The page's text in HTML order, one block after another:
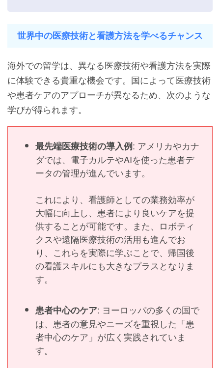
世界中の医療技術と看護方法を学べるチャンス
海外での留学は、異なる医療技術や看護方法を実際
に体験できる貴重な機会です。国によって医療技術
や患者ケアのアプローチが異なるため、次のような
学びが得られます。
最先端医療技術の導入例: アメリカやカナ
ダでは、電子カルテやAIを使った患者デ
ータの管理が進んでいます。
これにより、看護師としての業務効率が
大幅に向上し、患者により良いケアを提
供することが可能です。また、ロボティ
クスや遠隔医療技術の活用も進んでお
り、これらを実際に学ぶことで、帰国後
の看護スキルにも大きなプラスとなりま
す。
患者中心のケア: ヨーロッパの多くの国で
は、患者の意見やニーズを重視した「患
者中心のケア」が広く実践されていま
す。